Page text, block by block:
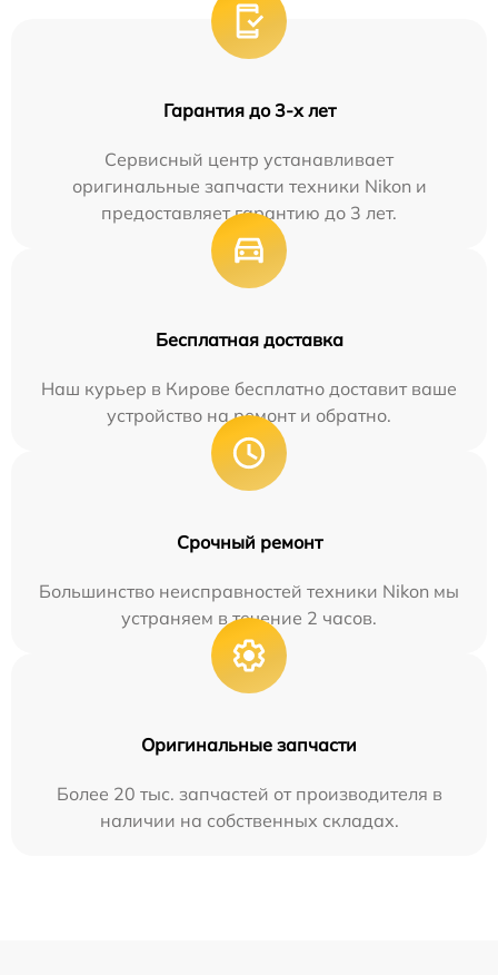
Гарантия до 3-х лет
Сервисный центр устанавливает
оригинальные запчасти техники Nikon и
предоставляет гарантию до 3 лет.
Бесплатная доставка
Наш курьер в Кирове бесплатно доставит ваше
устройство на ремонт и обратно.
Срочный ремонт
Большинство неисправностей техники Nikon мы
устраняем в течение 2 часов.
Оригинальные запчасти
Более 20 тыс. запчастей от производителя в
наличии на собственных складах.